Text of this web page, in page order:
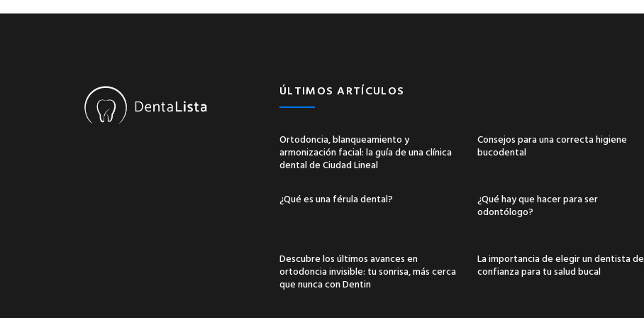
ÚLTIMOS ARTÍCULOS
Ortodoncia, blanqueamiento y
armonización facial: la guía de una clínica
dental de Ciudad Lineal
Consejos para una correcta higiene
bucodental
¿Qué es una férula dental?
¿Qué hay que hacer para ser
odontólogo?
Descubre los últimos avances en
ortodoncia invisible: tu sonrisa, más cerca
que nunca con Dentin
La importancia de elegir un dentista de
confianza para tu salud bucal